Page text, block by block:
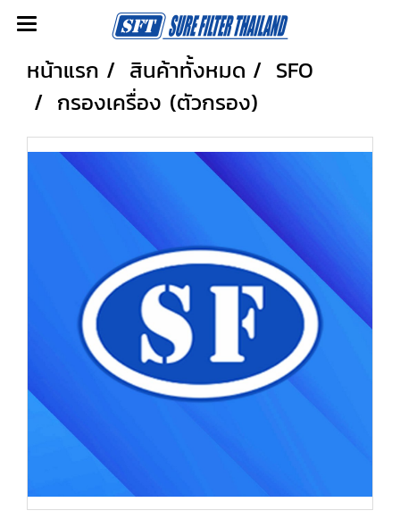
หน้าแรก สินค้าทั้งหมด
SFO
กรองเครื่อง (ตัวกรอง)